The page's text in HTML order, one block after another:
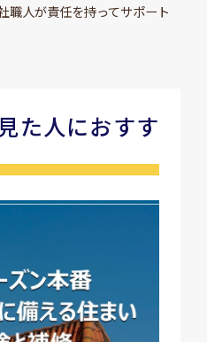
職人が責任を持ってサポート
た人におすす